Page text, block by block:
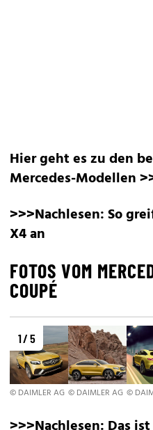
Hier geht es zu den
Mercedes-Modellen
>>>Nachlesen:So
X4 an
FOTOS VOM
COUPÉ
1 / 5
© DAIMLER AG © DAIMLER AG ©